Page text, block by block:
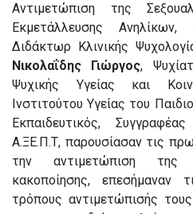
Αντιμετώπιση της
Εκμετάλλευσης Ανηλίκων,
Διδάκτωρ Κλινικής
Νικολαΐδης Γιώργος,
Ψυχικής Υγείας και
Ινστιτούτου Υγείας του
Εκπαιδευτικός,
Α.ΞΕ.Π.Τ, παρουσίασαν τις
την αντιμετώπιση της
κακοποίησης, επεσήμαναν
τρόπους αντιμετώπισής